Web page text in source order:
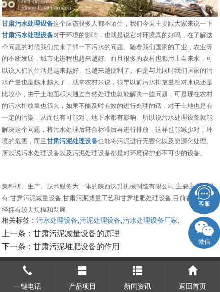
甘肃污水处理设备这个应该很多人都不陌生，我们今天主要跟大家来说一下
甘肃污水处理设备对于环境的影响，也就是说它对环境真的好吗，在了解这
个问题的时候我们先来了解一下污水的问题。随着我们国家的工业，农业等
的不断发展，城市化进程也越来越好。而且很多的农村也都用上自来水，可
以说人们的生活是越来越好，也越来越便利了。但是与此同时我们国家的污
水产量也是越来越大了，就拿农村来说，很早以前污水排放量相对来说还是
比较小，由于土地面积大通过自然处理也就能解决一些问题，可是现在农村
的污水排放量也很大，如果不能及时有效的进行处理的话，对于土地也是有
一定的污染，从而也有可能对于地下水都有影响。所以说污水处理设备就能
解决这个问题，将污水处理后符合标准后再进行排放，这样也能减少对于环
境的危害，而且甘肃污泥处理设备也能将污泥进行无害化以及资源化处理。
所以说污水处理设备以及污泥处理设备都是对环境保护必不可少的设备。
集科研、生产、技术服务为一体的陕西沃升机械制造有限公司,主要主营产品
有:甘肃污泥减量设备,甘肃污泥减量工艺和甘肃堆肥处理设备,目前在市场上已
经拥有较大规模和发展。
相关标签：污水处理设备 ,污泥处理设备 ,污水处理设备厂家
上一条：甘肃污泥减量设备的原理
下一条：甘肃污泥堆肥设备的作用
一键电话 产品项目 新闻资讯 返回首页
客服
微信